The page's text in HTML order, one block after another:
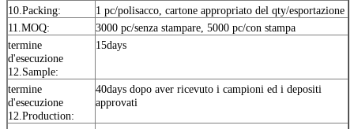
10.Packing:
1 pc/polisacco, cartone appropriato del qty/esportazione
11.MOQ:
3000 pc/senza stampare, 5000 pc/con stampa
termine
d'esecuzione
12.Sample:
15days
termine
d'esecuzione
12.Production:
40days dopo aver ricevuto i campioni ed i depositi
approvati